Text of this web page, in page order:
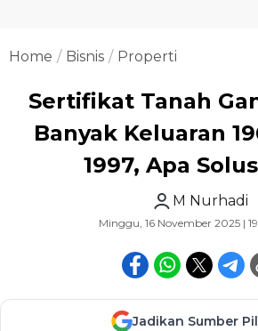
Home Bisnis Properti
Sertifikat Tanah
Banyak Keluaran
1997, Apa
M Nurhadi
Minggu, 16 November 2025 |
Jadikan Sumber